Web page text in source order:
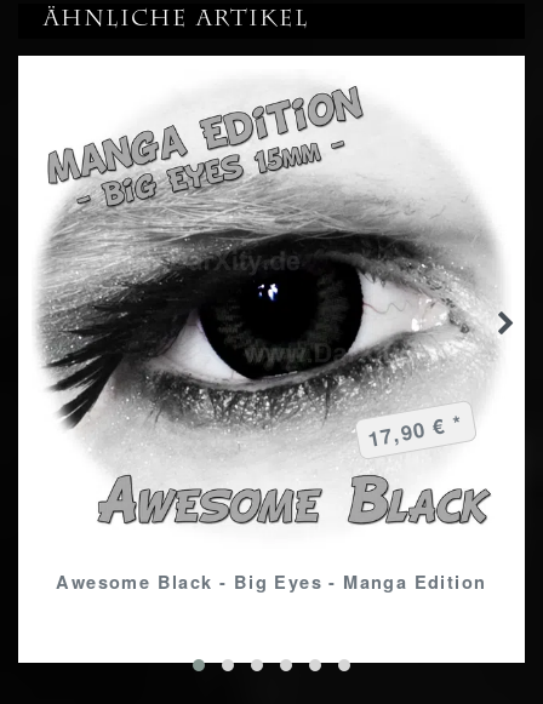
Ähnliche Artikel
Awesome Black - Big Eyes - Manga Edition
17,90 € *